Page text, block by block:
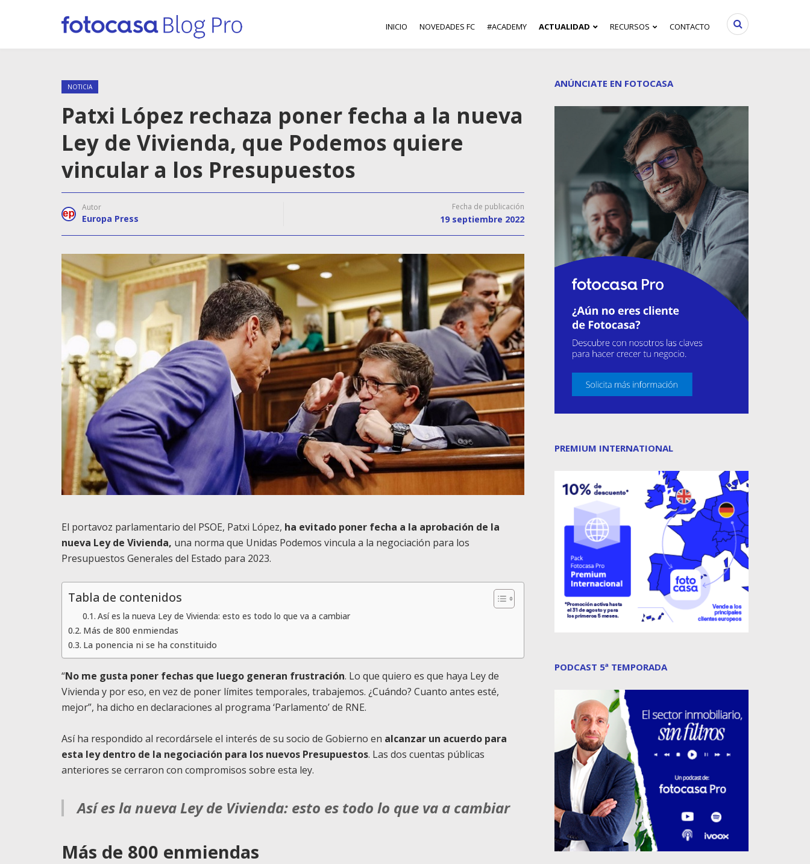
INICIO NOVEDADES FC #ACADEMY ACTUALIDAD RECURSOS CONTACTO
NOTICIA
Patxi López rechaza poner fecha a la nueva
Ley de Vivienda, que Podemos quiere
vincular a los Presupuestos
Autor
Europa Press
Fecha de publicación
19 septiembre 2022
El portavoz parlamentario del PSOE, Patxi López, ha evitado poner fecha a la aprobación de la
nueva Ley de Vivienda, una norma que Unidas Podemos vincula a la negociación para los
Presupuestos Generales del Estado para 2023.
Tabla de contenidos
Así es la nueva Ley de Vivienda: esto es todo lo que va a cambiar
Más de 800 enmiendas
La ponencia ni se ha constituido
“No me gusta poner fechas que luego generan frustración. Lo que quiero es que haya Ley de
Vivienda y por eso, en vez de poner límites temporales, trabajemos. ¿Cuándo? Cuanto antes esté,
mejor”, ha dicho en declaraciones al programa ‘Parlamento’ de RNE.
Así ha respondido al recordársele el interés de su socio de Gobierno en alcanzar un acuerdo para
esta ley dentro de la negociación para los nuevos Presupuestos. Las dos cuentas públicas
anteriores se cerraron con compromisos sobre esta ley.
Así es la nueva Ley de Vivienda: esto es todo lo que va a cambiar
Más de 800 enmiendas
ANÚNCIATE EN FOTOCASA
PREMIUM INTERNATIONAL
PODCAST 5ª TEMPORADA